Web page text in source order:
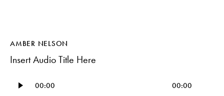
AMBER NELSON
Insert Audio Title Here
Reproductor
00:00 00:00